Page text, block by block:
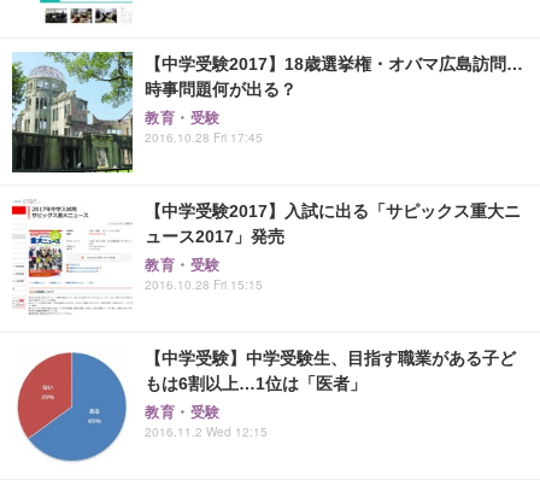
【中学受験2017】18歳選挙権・オバマ広島訪問…
時事問題何が出る？
教育・受験
2016.10.28 Fri 17:45
【中学受験2017】入試に出る「サピックス重大ニ
ュース2017」発売
教育・受験
2016.10.28 Fri 15:15
【中学受験】中学受験生、目指す職業がある子ど
もは6割以上…1位は「医者」
教育・受験
2016.11.2 Wed 12:15